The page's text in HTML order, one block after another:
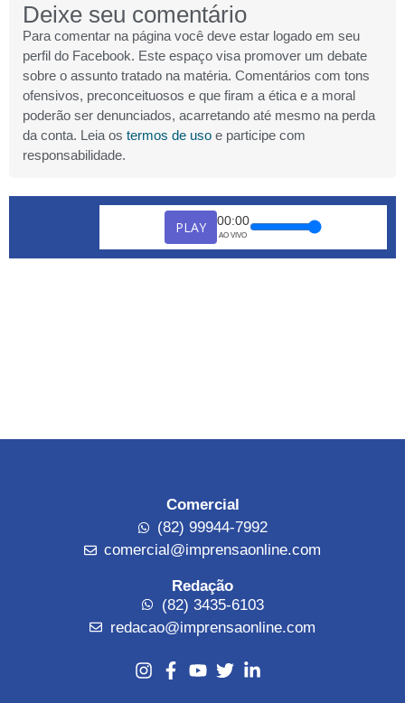
Deixe seu comentário
Para comentar na página você deve estar logado em seu
perfil do Facebook. Este espaço visa promover um debate
sobre o assunto tratado na matéria. Comentários com tons
ofensivos, preconceituosos e que firam a ética e a moral
poderão ser denunciados, acarretando até mesmo na perda
da conta. Leia os termos de uso e participe com
responsabilidade.
PLAY 00:00
AO VIVO
Comercial
(82) 99944-7992
comercial@imprensaonline.com
Redação
(82) 3435-6103
redacao@imprensaonline.com